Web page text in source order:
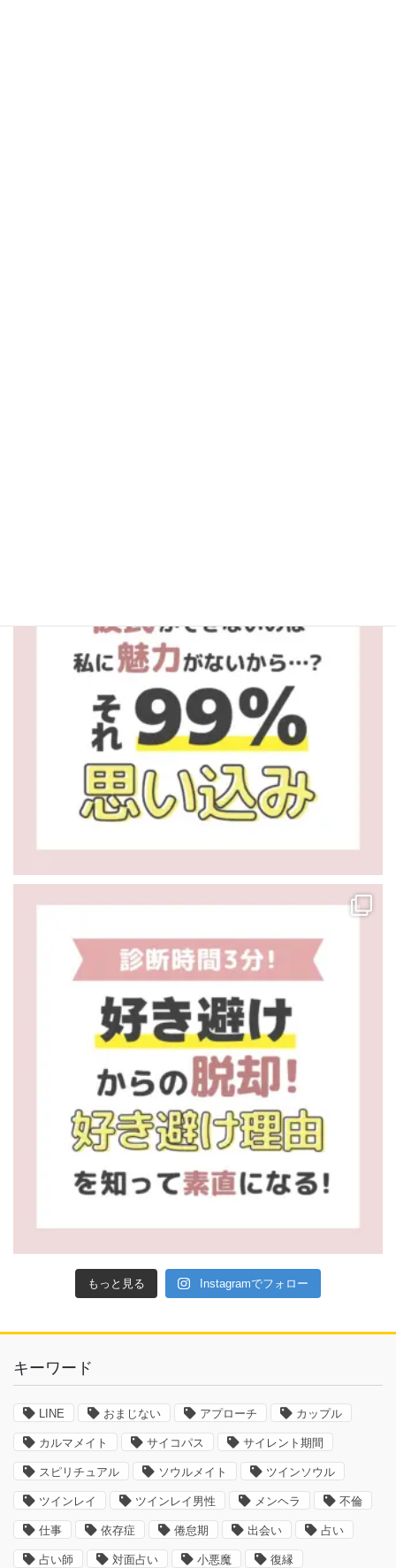
もっと見る Instagramでフォロー
キーワード
LINE おまじない アプローチ カップル
カルマメイト サイコパス サイレント期間
スピリチュアル ソウルメイト ツインソウル
ツインレイ ツインレイ男性 メンヘラ 不倫
仕事 依存症 倦怠期 出会い 占い
占い師 対面占い 小悪魔 復縁